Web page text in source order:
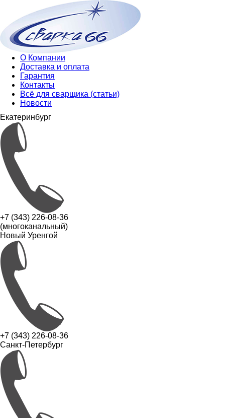
О Компании
Доставка и оплата
Гарантия
Контакты
Всё для сварщика (статьи)
Новости
Екатеринбург
+7 (343) 226-08-36
(многоканальный)
Новый Уренгой
+7 (343) 226-08-36
Санкт-Петербург